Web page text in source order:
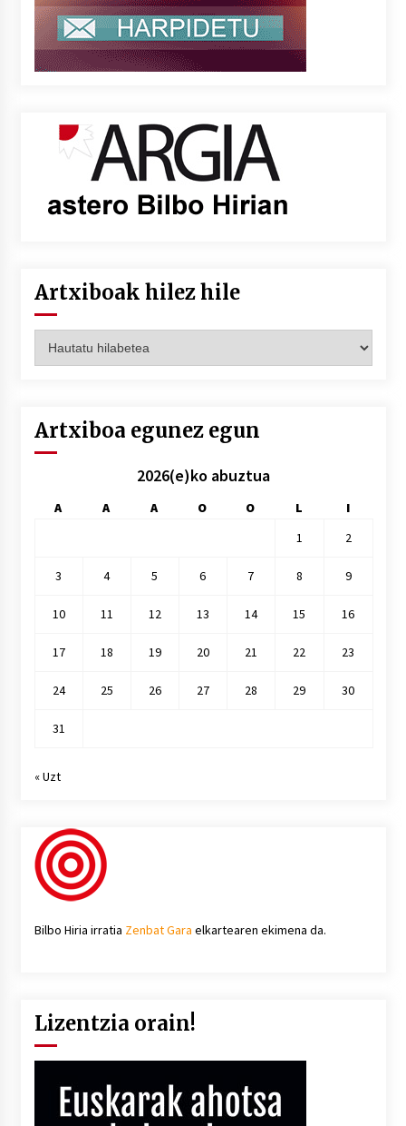
Artxiboak hilez hile
hilez
Artxiboa egunez egun
2026(e)ko abuztua
A A A O O L
I
1
2
3 4 5 6 7 8 9
10 11 12 13 14 15 16
17 18 19 20 21 22 23
24 25 26 27 28 29 30
31
« Uzt
Bilbo Hiria irratia Zenbat Gara elkartearen ekimena da.
Lizentzia orain!